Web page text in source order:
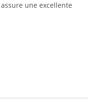
une excellente